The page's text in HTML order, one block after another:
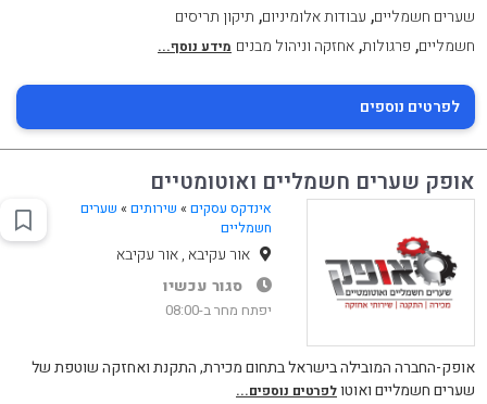
שערים חשמליים, עבודות אלומיניום, תיקון תריסים
חשמליים, פרגולות,אחזקה וניהול מבנים מידע נוסף...
לפרטים נוספים
אופק שערים חשמליים ואוטומטיים
אינדקס עסקים » שירותים» שערים
חשמליים
אור עקיבא , אור עקיבא
סגור עכשיו
יפתח מחר ב-08:00
אופק-החברה המובילה בישראל בתחום מכירת, התקנת ואחזקה שוטפת של
שערים חשמליים ואוטולפרטים נוספים...